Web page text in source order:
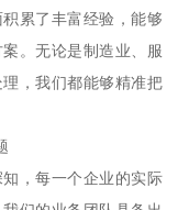
累了丰富经验，能够
。无论是制造业、服
，我们都能够精准把
，每一个企业的实际